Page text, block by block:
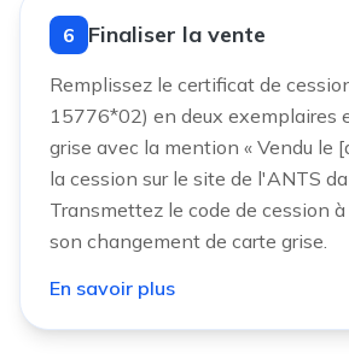
6 Finaliser la vente
Remplissez le certificat de
15776*02) en deux exemplaires
grise avec la mention « Vendu le
la cession sur le site de l'ANTS
Transmettez le code de cession
son changement de carte grise.
En savoir plus